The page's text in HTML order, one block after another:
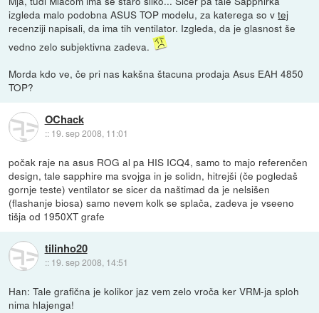
izgleda malo podobna ASUS TOP modelu, za katerega so vtej
recenziji napisali, da ima tih ventilator. Izgleda, da je glasnost še
vedno zelo subjektivna zadeva.
Morda kdo ve, če pri nas kakšna štacuna prodaja Asus EAH 4850
TOP?
OChack
:: 19. sep 2008, 11:01
počak raje na asus ROG al pa HIS ICQ4, samo to majo referenčen
design, tale sapphire ma svojga in je solidn, hitrejši (če pogledaš
gornje teste) ventilator se sicer da naštimad da je nelsišen
(flashanje biosa) samo nevem kolk se splača, zadeva je vseeno
tišja od 1950XT grafe
tilinho20
:: 19. sep 2008, 14:51
Han: Tale grafična je kolikor jaz vem zelo vroča ker VRM-ja sploh
nima hlajenga!